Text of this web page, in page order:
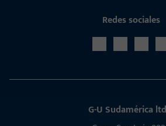
Redes sociales
G-U Sudamérica